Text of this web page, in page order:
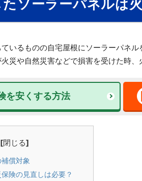
ソーラーパネルは
いるものの自宅屋根にソーラーパネ
災や自然災害などで損害を受けた時、
を安くする方法
[閉じる]
償対象
険の見直しは必要？